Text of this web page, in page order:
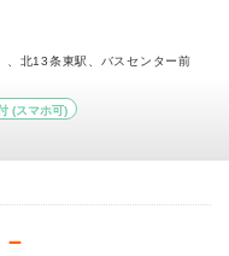
、北13条東駅、バスセンター前
(スマホ可)
－